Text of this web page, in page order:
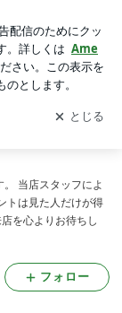
取りまし
開く
当店スタッフによ
トは見た人だけが得
を心よりお待ちし
フォロー